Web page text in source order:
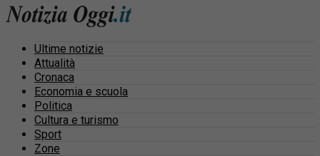
Ultime notizie
Attualità
Cronaca
Economia e scuola
Politica
Cultura e turismo
Sport
Zone